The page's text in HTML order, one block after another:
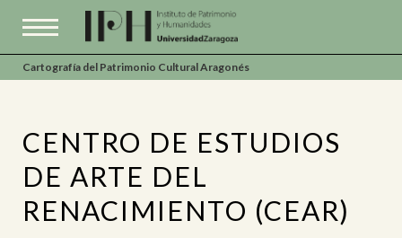
Cartografía del Patrimonio Cultural Aragonés
CENTRO DE ESTUDIOS
DE ARTE DEL
RENACIMIENTO (CEAR)